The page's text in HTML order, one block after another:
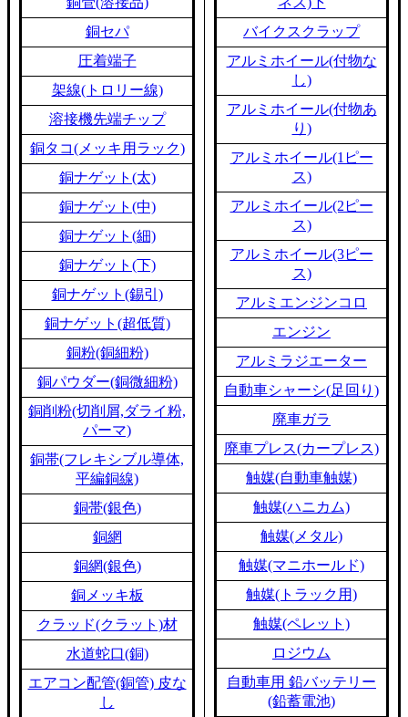
銅セパ
圧着端子
架線(トロリー線)
溶接機先端チップ
銅タコ(メッキ用ラック)
銅ナゲット(太)
銅ナゲット(中)
銅ナゲット(細)
銅ナゲット(下)
銅ナゲット(錫引)
銅ナゲット(超低質)
銅粉(銅細粉)
銅パウダー(銅微細粉)
銅削粉(切削屑,ダライ粉,
パーマ)
銅帯(フレキシブル導体,
平編銅線)
銅帯(銀色)
銅網
銅網(銀色)
銅メッキ板
クラッド(クラット)材
水道蛇口(銅)
エアコン配管(銅管) 皮な
し
バイクスクラップ
アルミホイール(付物な
し)
アルミホイール(付物あ
り)
アルミホイール(1ピー
ス)
アルミホイール(2ピー
ス)
アルミホイール(3ピー
ス)
アルミエンジンコロ
エンジン
アルミラジエーター
自動車シャーシ(足回り)
廃車ガラ
廃車プレス(カープレス)
触媒(自動車触媒)
触媒(ハニカム)
触媒(メタル)
触媒(マニホールド)
触媒(トラック用)
触媒(ペレット)
ロジウム
自動車用 鉛バッテリー
(鉛蓄電池)